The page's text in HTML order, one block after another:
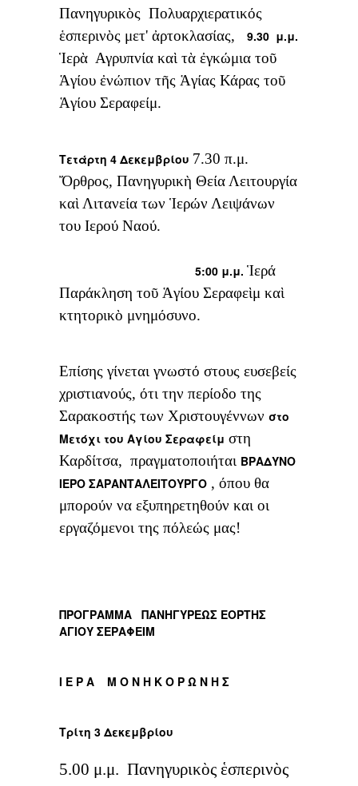
Πανηγυρικὸς Πολυαρχιερατικός
ἑσπερινὸς μετ' ἀρτοκλασίας, 9.30 μ.μ.
Ἱερὰ Αγρυπνία καὶ τὰ ἐγκώμια τοῦ
Ἁγίου ἐνώπιον τῆς Ἁγίας Κάρας τοῦ
Ἁγίου Σεραφείμ.
Τετάρτη 4 Δεκεμβρίου 7.30 π.μ.
Ὄρθρος, Πανηγυρικὴ Θεία Λειτουργία
καὶ Λιτανεία των Ἱερών Λειψάνων
του Ιερού Ναού.
5:00 μ.μ. Ἱερά
Παράκληση τοῦ Ἁγίου Σεραφεὶμ καὶ
κτητορικὸ μνημόσυνο.
Επίσης γίνεται γνωστό στους ευσεβείς
χριστιανούς, ότι την περίοδο της
Σαρακοστής των Χριστουγέννων στο
Μετόχι του Αγίου Σεραφείμ στη
Καρδίτσα, πραγματοποιήται ΒΡΑΔΥΝΟ
ΙΕΡΟ ΣΑΡΑΝΤΑΛΕΙΤΟΥΡΓΟ , όπου θα
μπορούν να εξυπηρετηθούν και οι
εργαζόμενοι της πόλεώς μας!
ΠΡΟΓΡΑΜΜΑ ΠΑΝΗΓΥΡΕΩΣ ΕΟΡΤΗΣ
ΑΓΙΟΥ ΣΕΡΑΦΕΙΜ
Ι Ε Ρ Α Μ Ο Ν Η Κ Ο Ρ Ω Ν Η Σ
Τρίτη 3 Δεκεμβρίου
5.00 μ.μ. Πανηγυρικὸς ἑσπερινὸς